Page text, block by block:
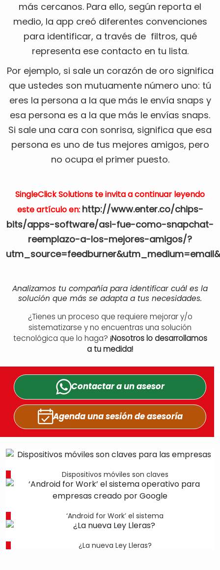
más cercanos. Para ello, según reporta el
medio, la app creó diferentes convenciones
para identificar, a través de filtros, qué
representa ese contacto en tu lista.
Por ejemplo, si sale un corazón de oro significa
que ustedes son mutuamente número uno: tú
eres la persona a la que más le envía snaps y
esa persona es a la que más le envías snaps.
Si sale una cara con sonrisa, significa que esa
persona es uno de tus mejores amigos, pero
no ocupa el primer puesto.
SingleClick Solutions te invita a continuar leyendo
este artículo en: http://www.enter.co/chips-
bits/apps-software/asi-fue-como-snapchat-
reemplazo-a-los-mejores-amigos/?
Analizamos tu compañía para identificar cuál es la
solución que más se adapta a tus necesidades.
¿Tienes un proceso que requiere mejorar y/o
sistematizarse y no encuentras una solución
tecnológica que lo haga? ¡Nosotros lo desarrollamos
a tu medida!
Contactar a unasesor
Agenda una sesiónde asesoría
Dispositivos móviles son claves
‘Android for Work’ el sistema
¿La nueva Ley Lleras?